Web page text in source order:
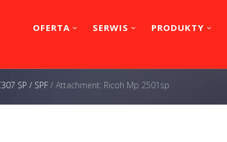
OFERTA SERWIS PRODUKTY
SP / SPF / Attachment: Ricoh Mp 2501sp